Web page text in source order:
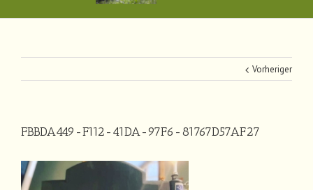
Vorheriger
FBBDA449-F112-41DA-97F6-81767D57AF27